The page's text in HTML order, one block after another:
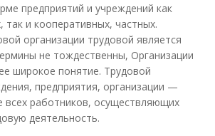
предприятий и учреждений как
так и кооперативных, частных.
организации трудовой является
не тождественны, Организации
широкое понятие. Трудовой
предприятия, организации —
всех работников, осуществляющих
деятельность.